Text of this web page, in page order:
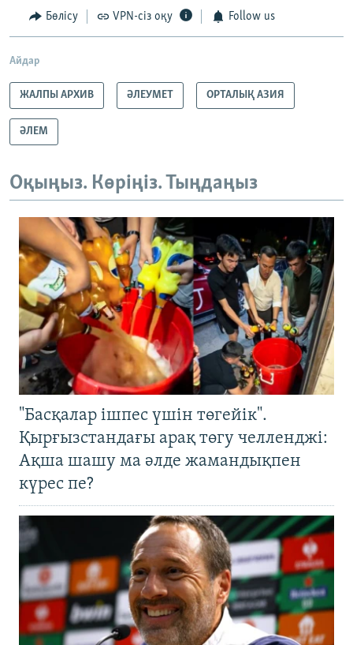
Бөлісу VPN-сіз оқу Follow us
Айдар
ЖАЛПЫ АРХИВ ӘЛЕУМЕТ ОРТАЛЫҚ АЗИЯ
ӘЛЕМ
Оқыңыз. Көріңіз. Тыңдаңыз
"Басқалар ішпес үшін төгейік".
Қырғызстандағы арақ төгу челленджі:
Ақша шашу ма әлде жамандықпен
күрес пе?